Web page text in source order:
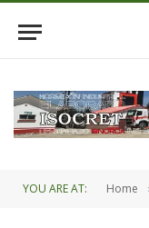
YOU ARE AT: Home